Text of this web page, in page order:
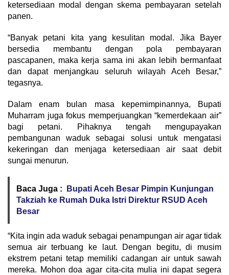
ketersediaan modal dengan skema pembayaran setelah
panen.
“Banyak petani kita yang kesulitan modal. Jika Bayer
bersedia membantu dengan pola pembayaran
pascapanen, maka kerja sama ini akan lebih bermanfaat
dan dapat menjangkau seluruh wilayah Aceh Besar,”
tegasnya.
Dalam enam bulan masa kepemimpinannya, Bupati
Muharram juga fokus memperjuangkan “kemerdekaan air”
bagi petani. Pihaknya tengah mengupayakan
pembangunan waduk sebagai solusi untuk mengatasi
kekeringan dan menjaga ketersediaan air saat debit
sungai menurun.
Baca Juga :
Bupati Aceh Besar Pimpin Kunjungan
Takziah ke Rumah Duka Istri Direktur RSUD Aceh
Besar
“Kita ingin ada waduk sebagai penampungan air agar tidak
semua air terbuang ke laut. Dengan begitu, di musim
ekstrem petani tetap memiliki cadangan air untuk sawah
mereka. Mohon doa agar cita-cita mulia ini dapat segera